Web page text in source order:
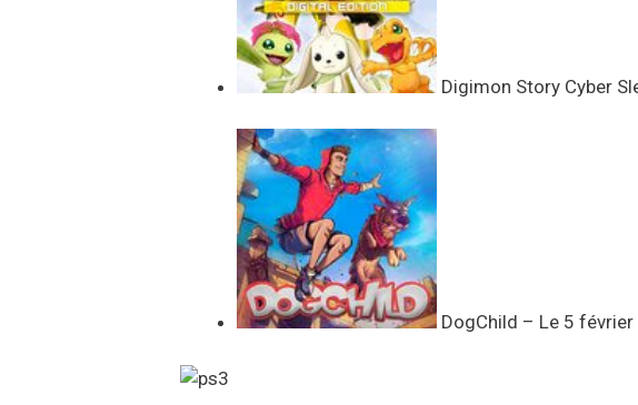
Digimon Story Cyber
DogChild – Le 5 février